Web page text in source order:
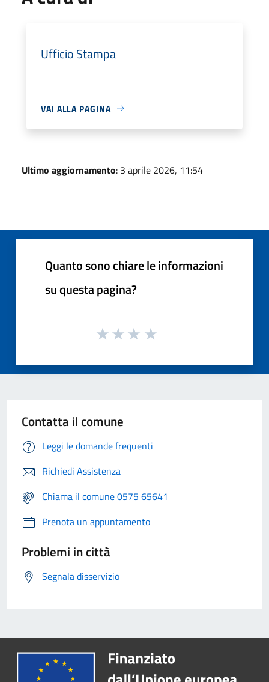
Ufficio Stampa
VAI ALLA PAGINA
Ultimo aggiornamento: 3 aprile 2026, 11:54
Quanto sono chiare le informazioni
su questa pagina?
Contatta il comune
Leggi le domande frequenti
Richiedi Assistenza
Chiama il comune 0575 65641
Prenota un appuntamento
Problemi in città
Segnala disservizio